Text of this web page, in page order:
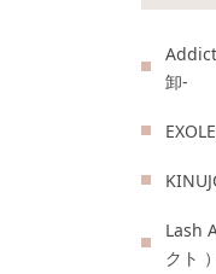
卸-
Lash
クト